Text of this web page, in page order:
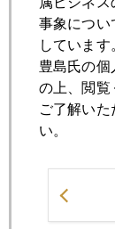
2017年11月13
パラジウム高
2017年11月10
日銀のステル
2017年11月09日
株乱高下、ヘ
事象につい
しています
豊島氏の個
の上、閲覧
ご了解いた
い。